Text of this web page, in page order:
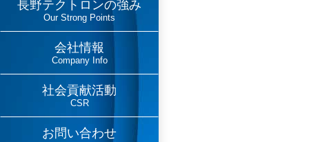
長野テクトロンの強み
Our Strong Points
会社情報
Company Info
社会貢献活動
CSR
お問い合わせ